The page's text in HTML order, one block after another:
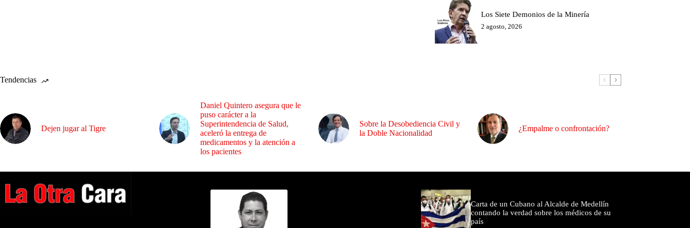
Los Siete Demonios de la Minería
2 agosto, 2026
Tendencias
Dejen jugar al Tigre
Daniel Quintero asegura que le
puso carácter a la
Superintendencia de Salud,
aceleró la entrega de
medicamentos y la atención a
los pacientes
Sobre la Desobediencia Civil y
la Doble Nacionalidad
¿Empalme o confrontación?
Carta de un Cubano al Alcalde de Medellín
contando la verdad sobre los médicos de su
país